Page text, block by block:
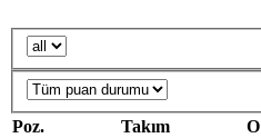
Poz. Takım O